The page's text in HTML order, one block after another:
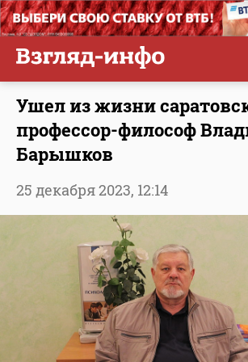
Ушел из жизни
профессор-философ
Барышков
25 декабря 2023, 12:14